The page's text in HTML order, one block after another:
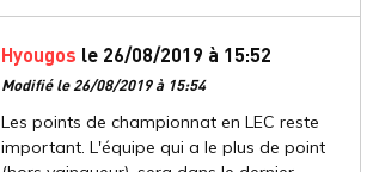
Hyougos le 26/08/2019 à 15:52
Modifié le 26/08/2019 à 15:54
Les points de championnat en LEC reste
important. L'équipe qui a le plus de point